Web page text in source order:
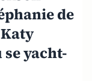
de
yacht-